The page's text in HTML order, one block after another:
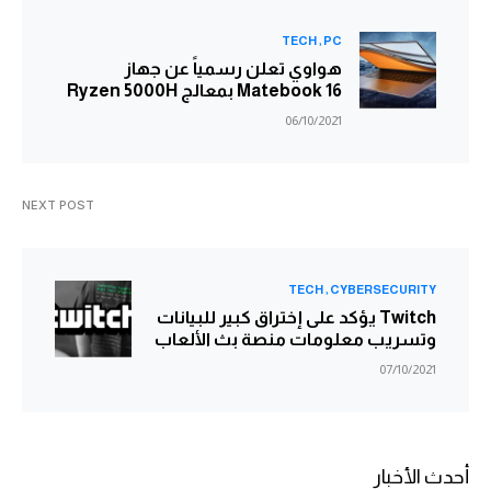
PC
TECH
هواوي تعلن رسمياً عن جهاز
Matebook 16 بمعالج Ryzen 5000H
06/10/2021
NEXT POST
CYBERSECURITY
TECH
Twitch يؤكد على إختراق كبير للبيانات
وتسريب معلومات منصة بث الألعاب
07/10/2021
أحدث الأخبار